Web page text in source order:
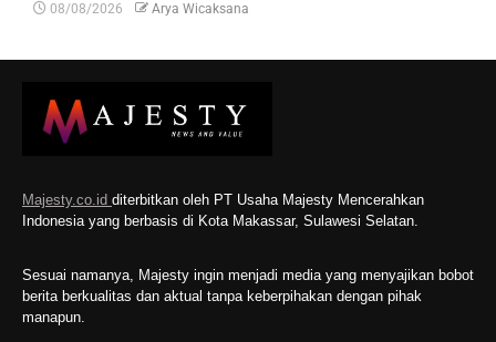
08/08/2026 Arya Wicaksana
Majesty.co.id diterbitkan oleh PT Usaha Majesty Mencerahkan
Indonesia yang berbasis di Kota Makassar, Sulawesi Selatan.
Sesuai namanya, Majesty ingin menjadi media yang menyajikan bobot
berita berkualitas dan aktual tanpa keberpihakan dengan pihak
manapun.